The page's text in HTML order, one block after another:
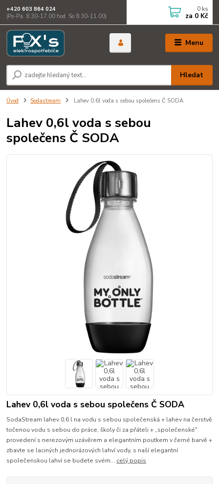
Menu
Hledat
+420 603 864 024
(Po-Pá, 8.30-17.00 hod. So 8.30-11.00)
0 ks
za 0 Kč
Úvod Sodastream Lahev 0,6l voda s sebou společens Č SODA
Lahev 0,6l voda s sebou
společens Č SODA
Lahev 0,6l voda s sebou společens Č SODA
SodaStream lahev 0,6 l na vodu s sebou společenská + lahev na čerstvě
točenou vodu s sebou do práce, školy či za přáteli + „společenské"
provedení s nerezovým uzávěrem a elegantním poutkem v černé barvě +
zbavte se laciných jednorázových lahví vody, s naší elegantní
společenskou lahví se budete svém... celý popis